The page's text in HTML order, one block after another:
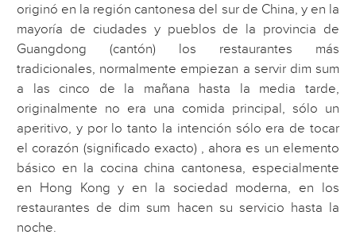
originó en la región cantonesa del sur de China, y en la
mayoría de ciudades y pueblos de la provincia de
Guangdong (cantón) los restaurantes más
tradicionales, normalmente empiezan a servir dim sum
a las cinco de la mañana hasta la media tarde,
originalmente no era una comida principal, sólo un
aperitivo, y por lo tanto la intención sólo era de tocar
el corazón (significado exacto) , ahora es un elemento
básico en la cocina china cantonesa, especialmente
en Hong Kong y en la sociedad moderna, en los
restaurantes de dim sum hacen su servicio hasta la
noche.